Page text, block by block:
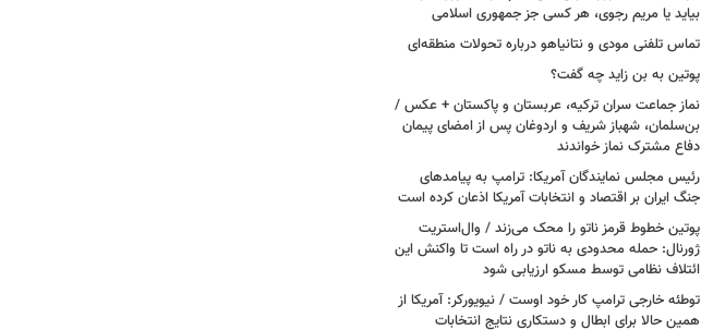
بیاید یا مریم رجوی، هر کسی جز جمهوری اسلامی
تماس تلفنی مودی و نتانیاهو درباره تحولات منطقه‌ای
پوتین به بن زاید چه گفت؟
نماز جماعت سران ترکیه، عربستان و پاکستان + عکس /
بن‌سلمان، شهباز شریف و اردوغان پس از امضای پیمان
دفاع مشترک نماز خواندند
رئیس مجلس نمایندگان آمریکا: ترامپ به پیامدهای
جنگ ایران بر اقتصاد و انتخابات آمریکا اذعان کرده است
پوتین خطوط قرمز ناتو را محک می‌زند / وال‌استریت
ژورنال: حمله محدودی به ناتو در راه است تا واکنش این
ائتلاف نظامی توسط مسکو ارزیابی شود
توطئه خارجی ترامپ کار خود اوست / نیویورکر: آمریکا از
همین حالا برای ابطال و دستکاری نتایج انتخابات